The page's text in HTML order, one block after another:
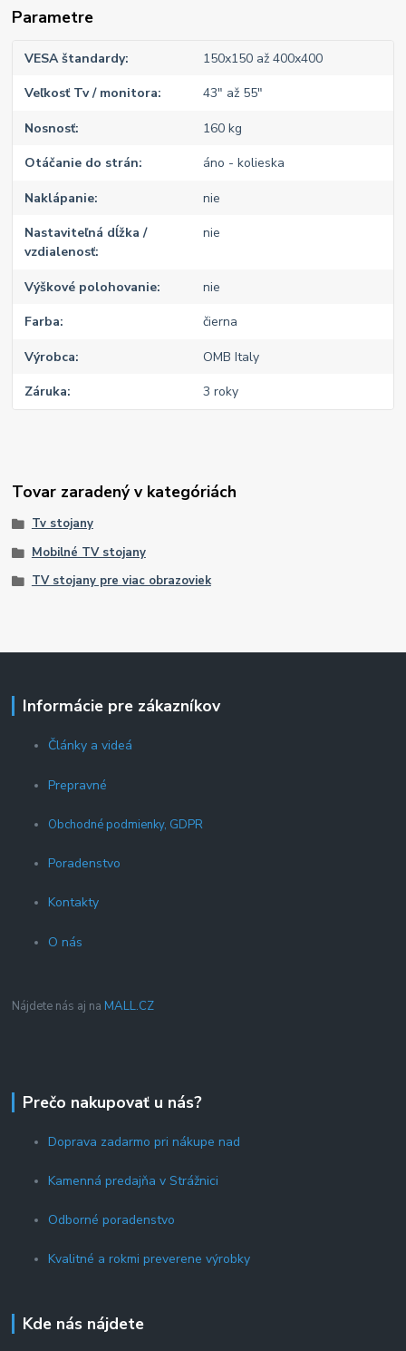
Parametre
VESA štandardy 150x150 až 400x400
Veľkosť Tv / monitora 43" až 55"
Nosnosť 160 kg
Otáčanie do strán áno - kolieska
Naklápanie nie
Nastaviteľná dĺžka /
vzdialenosť
nie
Výškové polohovanie nie
Farba čierna
Výrobca OMB Italy
Záruka 3 roky
Tovar zaradený v kategóriách
Tv stojany
Mobilné TV stojany
TV stojany pre viac obrazoviek
Informácie pre zákazníkov
Články a videá
Prepravné
Obchodné podmienky, GDPR
Poradenstvo
Kontakty
O nás
Nájdete nás aj na MALL.CZ
Prečo nakupovať u nás?
Doprava zadarmo pri nákupe nad
Kamenná predajňa v Strážnici
Odborné poradenstvo
Kvalitné a rokmi preverene výrobky
Kde nás nájdete